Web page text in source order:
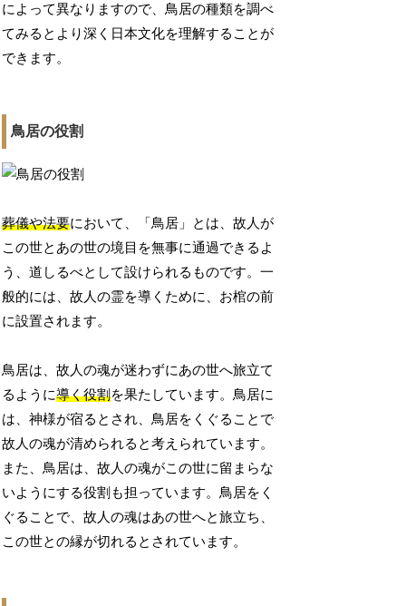
によって異なりますので、鳥居の種類を調べ
てみるとより深く日本文化を理解することが
できます。
鳥居の役割
葬儀や法要において、「鳥居」とは、故人が
この世とあの世の境目を無事に通過できるよ
う、道しるべとして設けられるものです。一
般的には、故人の霊を導くために、お棺の前
に設置されます。
鳥居は、故人の魂が迷わずにあの世へ旅立て
るように導く役割を果たしています。鳥居に
は、神様が宿るとされ、鳥居をくぐることで
故人の魂が清められると考えられています。
また、鳥居は、故人の魂がこの世に留まらな
いようにする役割も担っています。鳥居をく
ぐることで、故人の魂はあの世へと旅立ち、
この世との縁が切れるとされています。